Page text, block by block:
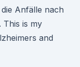
Anfälle nach
This is my
and